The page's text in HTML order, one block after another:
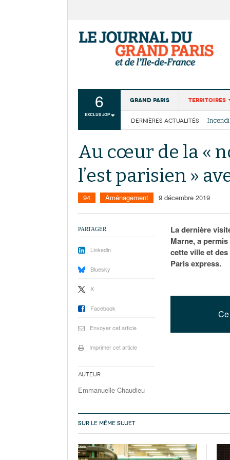
6
EXCLUS JGP
Grand Paris Territoires
Institutions
DERNIÈRES ACTUALITÉS
La
Au cœur de la «
l’est parisien »
94 Aménagement 9 décembre 2019
La dernière
Marne, a
cette ville et
Paris express.
PARTAGER
Linkedin
Bluesky
X
Facebook
Envoyer cet article
Imprimer cet article
Auteur
Emmanuelle Chaudieu
SUR LE MÊME SUJET